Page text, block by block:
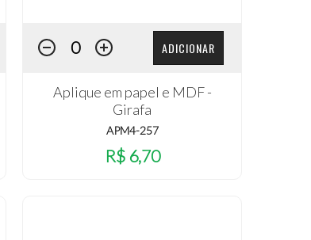
ADICIONAR
Aplique em papel e MDF -
Girafa
APM4-257
R$ 6,70